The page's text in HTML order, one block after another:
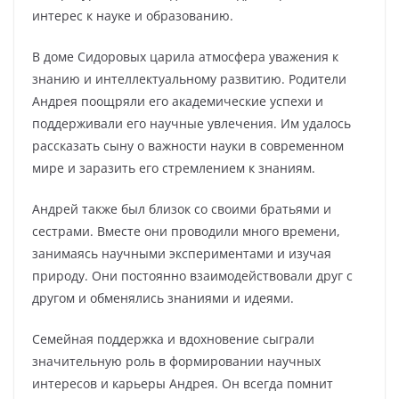
интерес к науке и образованию.
В доме Сидоровых царила атмосфера уважения к
знанию и интеллектуальному развитию. Родители
Андрея поощряли его академические успехи и
поддерживали его научные увлечения. Им удалось
рассказать сыну о важности науки в современном
мире и заразить его стремлением к знаниям.
Андрей также был близок со своими братьями и
сестрами. Вместе они проводили много времени,
занимаясь научными экспериментами и изучая
природу. Они постоянно взаимодействовали друг с
другом и обменялись знаниями и идеями.
Семейная поддержка и вдохновение сыграли
значительную роль в формировании научных
интересов и карьеры Андрея. Он всегда помнит